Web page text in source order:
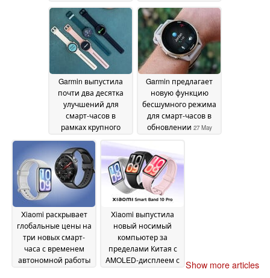
29 May
2026
May 2026
Garmin выпустила
почти два десятка
улучшений для
смарт-часов в
рамках крупного
2026
Garmin предлагает
новую функцию
бесшумного режима
для смарт-часов в
обновлении 27 May
Xiaomi раскрывает
глобальные цены на
три новых смарт-
часа с временем
автономной работы
Xiaomi выпустила
новый носимый
компьютер за
пределами Китая с
AMOLED-дисплеем с Show more articles